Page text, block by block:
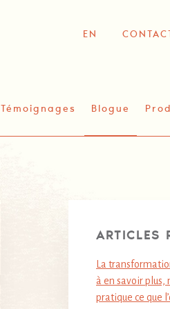
EN
Témoignages Blogue
ARTICLES
La
à en savoir
pratique ce que